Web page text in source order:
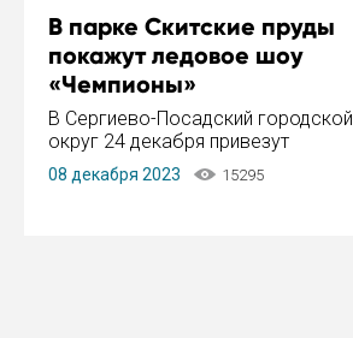
В парке Скитские пруды
покажут ледовое шоу
«Чемпионы»
В Сергиево-Посадский городской
округ 24 декабря привезут
ледовый тур «Чемпионы»
заслуженного мастера спорта,
08 декабря 2023 15295